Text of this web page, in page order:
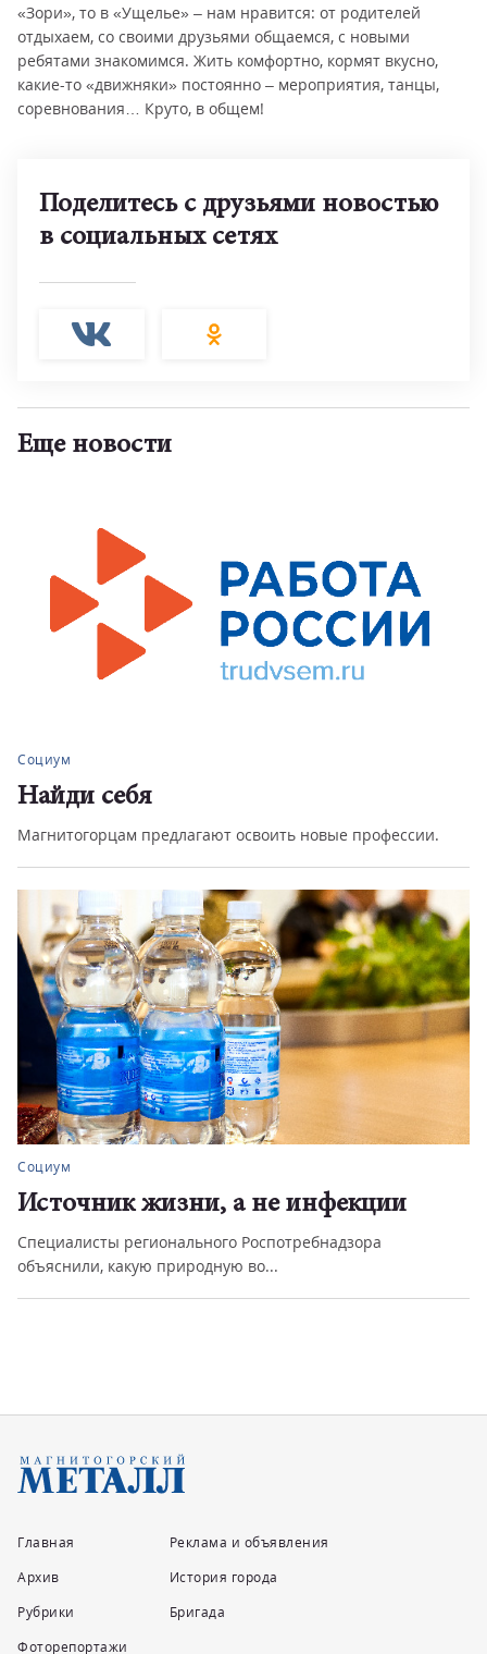
«Зори», то в «Ущелье» – нам нравится: от родителей
отдыхаем, со своими друзьями общаемся, с новыми
ребятами знакомимся. Жить комфортно, кормят вкусно,
какие-то «движняки» постоянно – мероприятия, танцы,
соревнования… Круто, в общем!
Поделитесь с друзьями новостью
в социальных сетях
Еще новости
Обман под видом ЖКХ
В «Госуслуги Дом» напомнили, как защититься от
День вспоминания любимых
День вспоминания любимых книг: в сквере
Главная
Архив
Рубрики
Фоторепортажи
Реклама и объявления
История города
Бригада